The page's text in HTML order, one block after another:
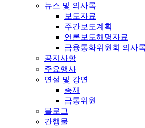
뉴스 및 의사록
보도자료
주간보도계획
언론보도해명자료
금융통화위원회 의사
공지사항
주요행사
연설 및 강연
총재
금통위원
블로그
간행물